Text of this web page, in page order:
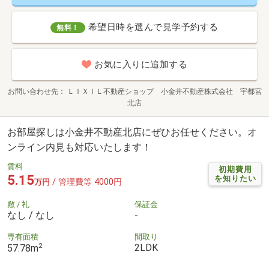
無料！ 希望日時を選んで見学予約する
お気に入りに追加する
お問い合わせ先
ＬＩＸＩＬ不動産ショップ 小金井不動産株式会社 宇都宮
北店
お部屋探しは小金井不動産北店にぜひお任せください。オ
ンライン内見も対応いたします！
初期費用
を知りたい
賃料
5.15万円 / 管理費等 4000円
敷 / 礼
なし / なし
保証金
-
専有面積
57.78m2
間取り
2LDK